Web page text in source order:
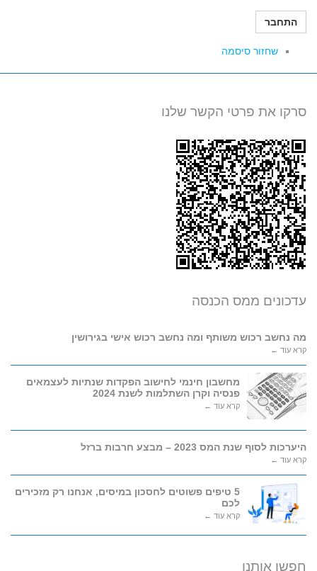
התחבר
שחזור סיסמה
סרקו את פרטי הקשר שלנו
עדכונים ממס הכנסה
מה נחשב רכוש משותף ומה נחשב רכוש אישי בגירושין
קרא עוד ←
מחשבון חינמי לחישוב הפקדות שנתיות לעצמאים
פנסיה וקרן השתלמות לשנת 2024
קרא עוד ←
היערכות לסוף שנת המס 2023 – מבצע חרבות ברזל
קרא עוד ←
5 טיפים פשוטים לחסכון במיסים, אנחנו רק מזכירים
לכם
קרא עוד ←
חפשו אותנו